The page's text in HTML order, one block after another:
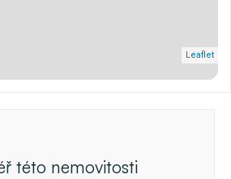
Leaflet
této nemovitosti